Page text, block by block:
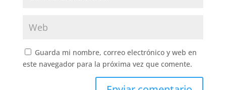
Guarda mi nombre, correo electrónico y web en
este navegador para la próxima vez que comente.